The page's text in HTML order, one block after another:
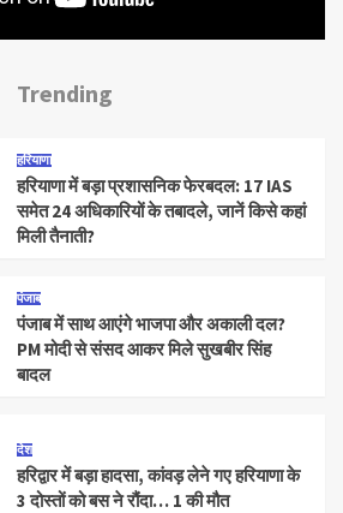
Trending
हरियाणा
हरियाणा में बड़ा प्रशासनिक फेरबदल: 17 IAS
समेत 24 अधिकारियों के तबादले, जानें किसे कहां
मिली तैनाती?
पंजाब
पंजाब में साथ आएंगे भाजपा और अकाली दल?
PM मोदी से संसद आकर मिले सुखबीर सिंह
बादल
देश
हरिद्वार में बड़ा हादसा, कांवड़ लेने गए हरियाणा के
3 दोस्तों को बस ने रौंदा… 1 की मौत